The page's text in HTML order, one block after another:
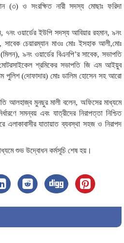
(৩) ও সংরক্ষিত নারী সদস্য মোছাঃ ফরিদা
৭নং ওয়ার্ডের ইউপি সদস্য আবিয়ার রহমান, ৯নং
চেয়ারম্যান মাওঃ মোঃ ইসহাক আলী,মোঃ
৯নং ওয়ার্ডের বিএনপি’র সাবেক, সভাপতি
শ্রমিকের সভাপতি জি এম আইয়ুব
পুলিশ (দোফাদার) মোঃ ডালিম হোসেন সহ আরো
আলহাজ্ব মুনছুর মালী বলেন, অফিসের মাধ্যমে
সমন্বয় এবং যাত্রীদের নিরাপত্তা নিশ্চিত
যাতায়াত ব্যবস্থা সহজ ও নিরাপদ
শুভ উদ্বোধন কর্মসূচি শেষ হয়।